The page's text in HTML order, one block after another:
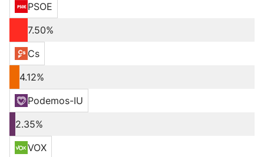
PSOE
7.50%
Cs
4.12%
Podemos-IU
2.35%
VOX